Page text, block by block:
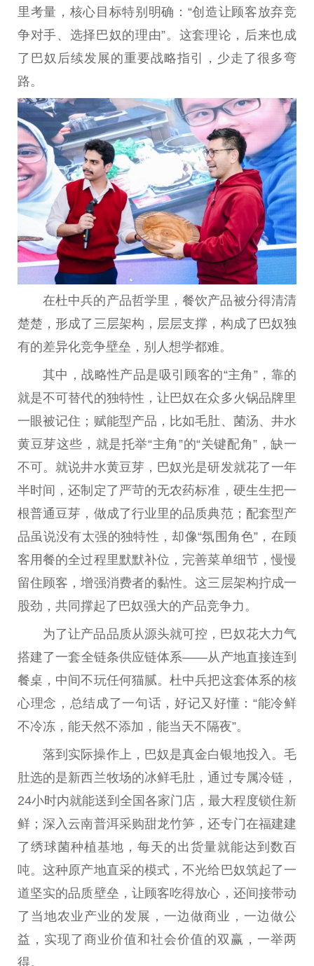
里考量，核心目标特别明确：“创造让顾客放弃竞
争对手、选择巴奴的理由”。这套理论，后来也成
了巴奴后续发展的重要战略指引，少走了很多弯
路。
在杜中兵的产品哲学里，餐饮产品被分得清清
楚楚，形成了三层架构，层层支撑，构成了巴奴独
有的差异化竞争壁垒，别人想学都难。
其中，战略性产品是吸引顾客的“主角”，靠的
就是不可替代的独特性 ，让巴奴在众多火锅品牌里
一眼被记住；赋能型产品，比如毛肚、菌汤、井水
黄豆芽这些，就是托举“主角”的“关键配角”，缺一
不可。就说井水黄豆芽，巴奴光是研发就花了一年
半时间，还制定了严苛的无农药标准，硬生生把一
根普通豆芽，做成了行业里的品质典范；配套型产
品虽说没有太强的独特性 ，却像“氛围角色”，在顾
客用餐的全过程里默默补位，完善菜单细节，慢慢
留住顾客，增强消费者的黏性。这三层架构拧成一
股劲，共同撑起了巴奴强大的产品竞争力。
为了让产品品质从源头就可控，巴奴花大力气
搭建了一套全链条供应链体系——从产地直接连到
餐桌，中间不玩任何猫腻。杜中兵把这套体系的核
心理念， 总结成了一句话，好记又好懂：“能冷鲜
不冷冻，能天然不添加，能当天不隔夜”。
落到实际操作上，巴奴是真金白银地投入。毛
肚选的是新西兰牧场的冰鲜毛肚，通过专属冷链，
24小时内就能送到全国各家门店，最大程度锁住新
鲜；深入云南普洱采购甜龙竹笋，还专门在福建建
了绣球菌种植基地，每天的出货量就能达到数百
吨。这种原产地直采的模式，不光给巴奴筑起了一
道坚实的品质壁垒，让顾客吃得放心，还间接带动
了当地农业产业的发展，一边做商业，一边做公
益，实现了商业价值和社会价值的双赢，一举两
得。